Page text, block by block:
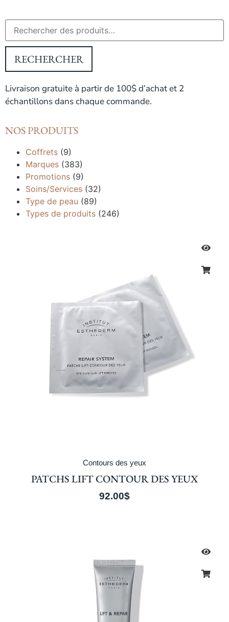
RECHERCHER
Livraison gratuite à partir de 100$ d’achat et 2
échantillons dans chaque commande.
NOS PRODUITS
Coffrets (9)
Marques (383)
Promotions (9)
Soins/Services (32)
Type de peau (89)
Types de produits (246)
Contours des yeux
PATCHS LIFT CONTOUR DES YEUX
92.00$